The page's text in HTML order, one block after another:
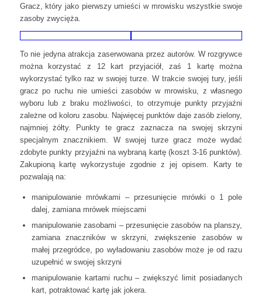
Gracz, który jako pierwszy umieści w mrowisku wszystkie swoje
zasoby zwycięża.
To nie jedyna atrakcja zaserwowana przez autorów. W rozgrywce
można korzystać z 12 kart przyjaciół, zaś 1 kartę można
wykorzystać tylko raz w swojej turze. W trakcie swojej tury, jeśli
gracz po ruchu nie umieści zasobów w mrowisku, z własnego
wyboru lub z braku możliwości, to otrzymuje punkty przyjaźni
zależne od koloru zasobu. Najwięcej punktów daje zasób zielony,
najmniej żółty. Punkty te gracz zaznacza na swojej skrzyni
specjalnym znacznikiem. W swojej turze gracz może wydać
zdobyte punkty przyjaźni na wybraną kartę (koszt 3-16 punktów).
Zakupioną kartę wykorzystuje zgodnie z jej opisem. Karty te
pozwalają na:
manipulowanie mrówkami – przesunięcie mrówki o 1 pole
dalej, zamiana mrówek miejscami
manipulowanie zasobami – przesunięcie zasobów na planszy,
zamiana znaczników w skrzyni, zwiększenie zasobów w
małej przegródce, po wyładowaniu zasobów może je od razu
uzupełnić w swojej skrzyni
manipulowanie kartami ruchu – zwiększyć limit posiadanych
kart, potraktować kartę jak jokera.